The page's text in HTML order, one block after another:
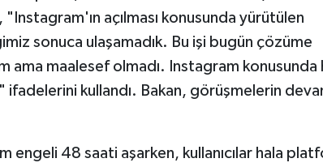
açılması konusunda yürütülen
sonuca ulaşamadık. Bu işi bugün çözüme
ama maalesef olmadı. Instagram konusunda
kullandı. Bakan, görüşmelerin
engeli 48 saati aşarken, kullanıcılar hala